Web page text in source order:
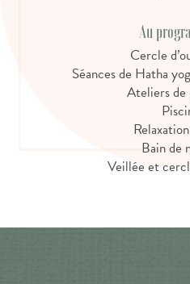
Au
Cercle
Séances de Hatha
Ateliers de
Bain de
Veillée et